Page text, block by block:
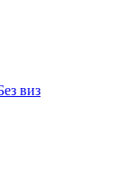
виз